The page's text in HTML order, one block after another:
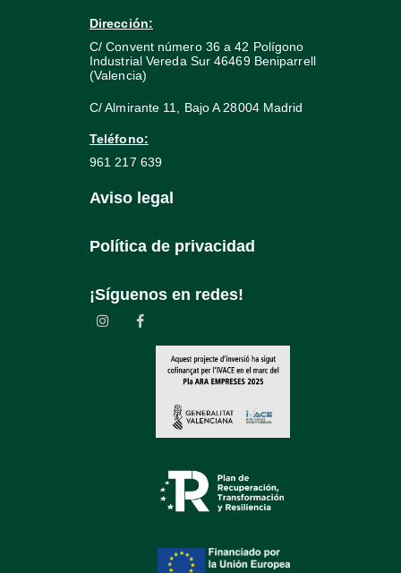
Dirección:
C/ Convent número 36 a 42 Polígono
Industrial Vereda Sur 46469 Beniparrell
(Valencia)
C/ Almirante 11, Bajo A 28004 Madrid
Teléfono:
961 217 639
Aviso legal
Política de privacidad
¡Síguenos en redes!